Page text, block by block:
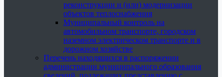
реконструкции и (или) модернизации
объектов теплоснабжения
Муниципальный контроль на
автомобильном транспорте, городском
наземном электрическом транспорте и в
дорожном хозяйстве
Перечень находящихся в распоряжении
администрации муниципального образования
сведений, подлежащих представлению с